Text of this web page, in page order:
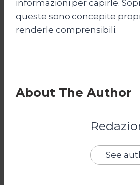
informazioni per capirle.
queste sono concepite
renderle comprensibili.
About The Author
See